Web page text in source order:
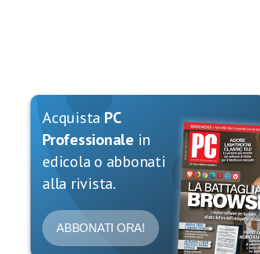
Acquista PC
Professionale in
edicola o abbonati
alla rivista.
ABBONATI ORA!